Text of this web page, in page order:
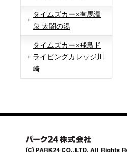
タイムズカー×有馬温
泉 太閤の湯
タイムズカー×飛鳥ド
ライビングカレッジ川
崎